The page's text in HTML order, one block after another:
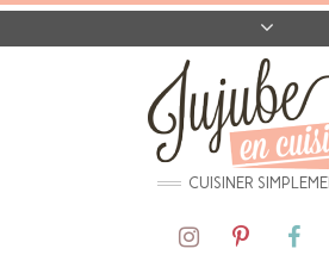
CONTACT
CODES PROMO
MATÉRIEL
CUISINER